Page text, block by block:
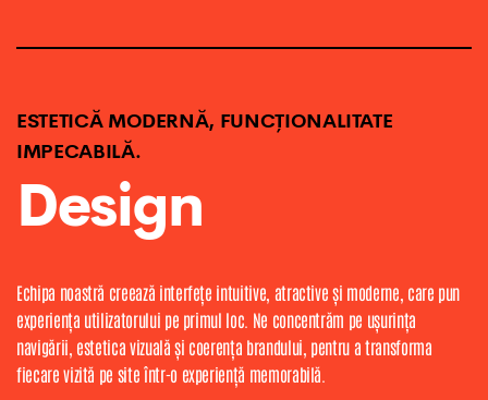
ESTETICĂ MODERNĂ, FUNCȚIONALITATE
IMPECABILĂ.
Design
Echipa noastră creează interfețe intuitive, atractive și moderne, care pun
experiența utilizatorului pe primul loc. Ne concentrăm pe ușurința
navigării, estetica vizuală și coerența brandului, pentru a transforma
fiecare vizită pe site într-o experiență memorabilă.